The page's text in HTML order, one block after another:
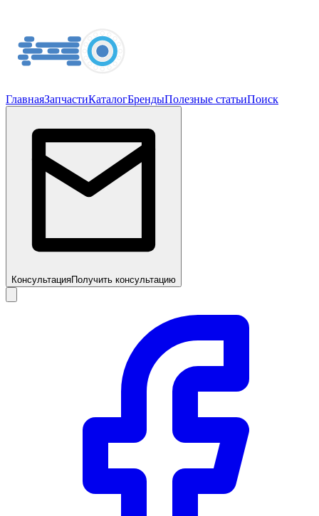
ГлавнаяЗапчастиКаталогБрендыПолезные статьиПоиск
КонсультацияПолучить консультацию